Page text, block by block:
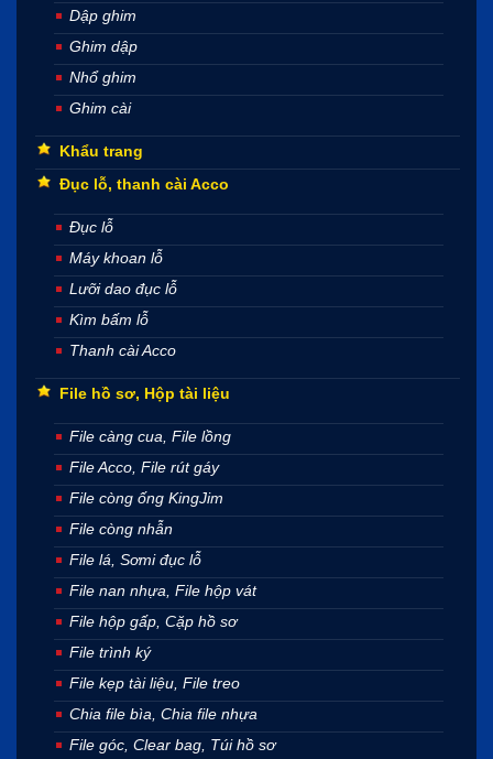
Dập ghim
Ghim dập
Nhổ ghim
Ghim cài
Khẩu trang
Đục lỗ, thanh cài Acco
Đục lỗ
Máy khoan lỗ
Lưỡi dao đục lỗ
Kìm bấm lỗ
Thanh cài Acco
File hồ sơ, Hộp tài liệu
File càng cua, File lồng
File Acco, File rút gáy
File còng ống KingJim
File còng nhẫn
File lá, Sơmi đục lỗ
File nan nhựa, File hộp vát
File hộp gấp, Cặp hồ sơ
File trình ký
File kẹp tài liệu, File treo
Chia file bìa, Chia file nhựa
File góc, Clear bag, Túi hồ sơ